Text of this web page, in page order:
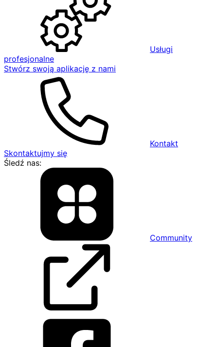
Usługi
profesjonalne
Stwórz swoją aplikację z nami
Kontakt
Skontaktujmy się
Śledź nas:
Community